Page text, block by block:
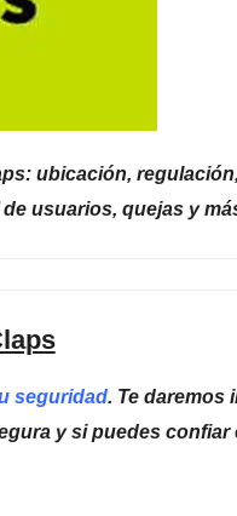
ubicación,
usuarios, quejas y
seguridad. Te daremos
y si puedes confiar